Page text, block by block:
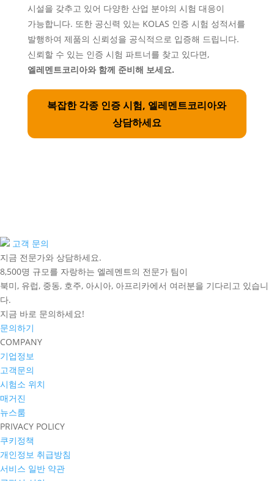
시설을 갖추고 있어 다양한 산업 분야의 시험 대응이
가능합니다. 또한 공신력 있는 KOLAS 인증 시험 성적서를
발행하여 제품의 신뢰성을 공식적으로 입증해 드립니다.
신뢰할 수 있는 인증 시험 파트너를 찾고 있다면,
엘레멘트코리아와 함께 준비해 보세요.
복잡한 각종 인증 시험, 엘레멘트코리아와
상담하세요
고객 문의
지금 전문가와 상담하세요.
8,500명 규모를 자랑하는 엘레멘트의 전문가 팀이
북미, 유럽, 중동, 호주, 아시아, 아프리카에서 여러분을 기다리고 있습니
다.
지금 바로 문의하세요!
문의하기
COMPANY
기업정보
고객문의
시험소 위치
매거진
뉴스룸
PRIVACY POLICY
쿠키정책
개인정보 취급방침
서비스 일반 약관